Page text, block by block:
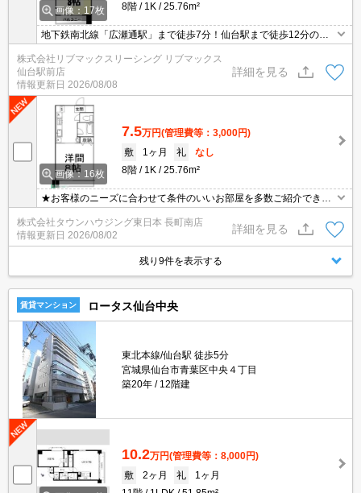
画像：17枚
8階
1K 25.76m²
地下鉄南北線「広瀬通駅」まで徒歩7分！仙台駅まで徒歩12分の好
立地！コンビニまで徒歩1分！都市ガスで経済的★人気設備の洗髪
洗面化粧台・TVインターホン・宅配ボックスも完備。
株式会社リブマックスリーシング リブマックス
仙台駅前店
情報更新日 2026/08/08
詳細を見る
画像：16枚
7.5万円(管理費等：3,000円)
敷
1ヶ月 礼
なし
8階
1K 25.76m²
★お客様のニーズに合わせて条件のいいお部屋を多数ご紹介できま
す★賃貸物件のお部屋探しはタウンハウジングへ
株式会社タウンハウジング東日本 長町南店
情報更新日 2026/08/02
詳細を見る
残り9件を表示する
賃貸マンション ロータス仙台中央
東北本線/仙台駅 徒歩5分
宮城県仙台市青葉区中央４丁目
築20年
12階建
10.2万円(管理費等：8,000円)
敷
2ヶ月 礼
1ヶ月